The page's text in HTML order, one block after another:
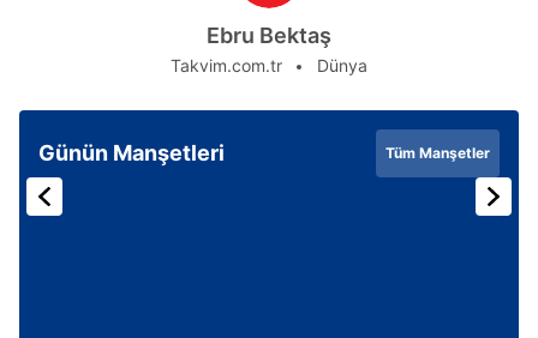
Ebru Bektaş
Takvim.com.tr Dünya
Günün Manşetleri Tüm Manşetler